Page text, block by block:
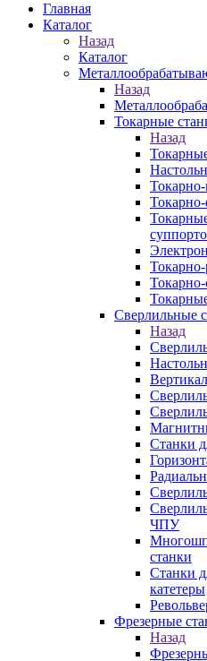
Главная
Каталог
Назад
Каталог
Назад
Токарные
Назад
Сверлильные
Назад
Станки
ЧПУ
станки
Станки
катетеры
Фрезерные
Назад